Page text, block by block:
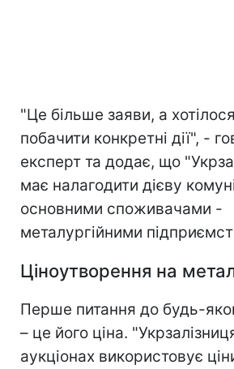
"Це більше заяви, а
побачити конкретні дії", -
експерт та додає, що
має налагодити дієву
основними споживачами -
металургійними
Ціноутворення на
Перше питання до будь-
– це його ціна.
аукціонах використовує